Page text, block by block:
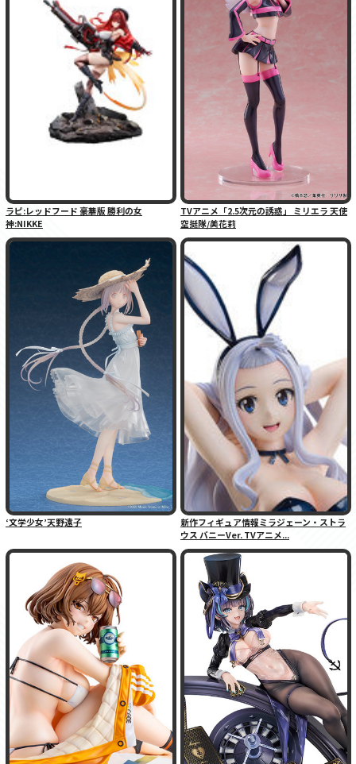
ラピ:レッドフード 豪華版 勝利の女
神:NIKKE
TVアニメ「2.5次元の誘惑」 ミリエラ 天使
空挺隊/美花莉
‘文学少女’天野遠子
新作フィギュア情報ミラジェーン・ストラ
ウス バニーVer. TVアニメ...